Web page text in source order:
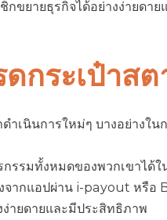
กขยายธุรกิจได้อย่างง่ายดา
ดกระเป๋าสต
ำเนินการใหม่ๆ บางอย่างใน
กรรมทั้งหมดของพวกเขาได้
จากแอปผ่าน i-payout หรือ
ง่ายดายและมีประสิทธิภาพ